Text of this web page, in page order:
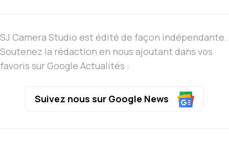
SJ Camera Studio est édité de façon indépendante.
Soutenez la rédaction en nous ajoutant dans vos
favoris sur Google Actualités :
Suivez nous sur Google News